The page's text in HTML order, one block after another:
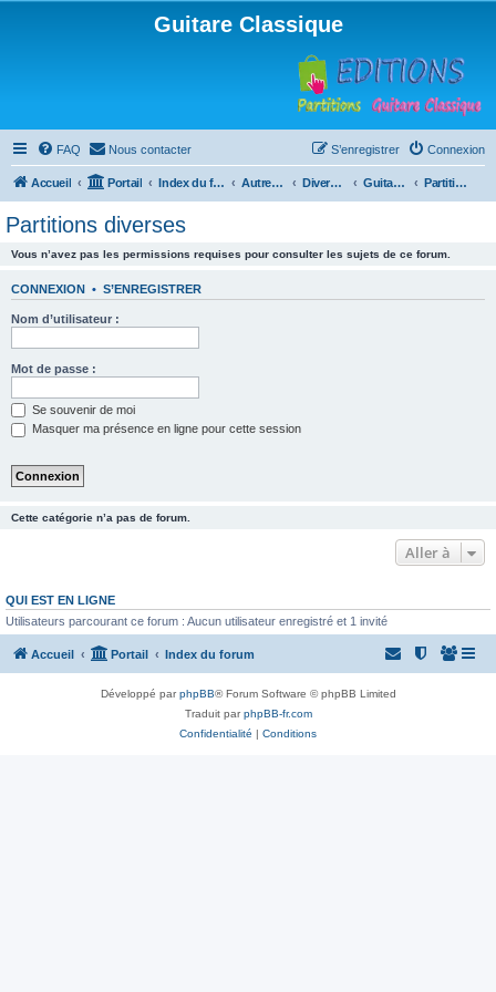
Guitare Classique
FAQ Nous contacter Connexion
S’enregistrer
Accueil Portail Index du forum Autres instruments à cordes pincées, ou styles Divers instruments Guitare acoustique ("folk") Partitions diverses
Partitions diverses
Vous n’avez pas les permissions requises pour consulter les sujets de ce forum.
CONNEXION • S’ENREGISTRER
Nom d’utilisateur :
Mot de passe :
Se souvenir de moi
Masquer ma présence en ligne pour cette session
Cette catégorie n’a pas de forum.
Aller à
QUI EST EN LIGNE
Utilisateurs parcourant ce forum : Aucun utilisateur enregistré et 1 invité
Accueil Portail Index du forum
Développé parphpBB® Forum Software © phpBB Limited
Traduit parphpBB-fr.com
Confidentialité | Conditions